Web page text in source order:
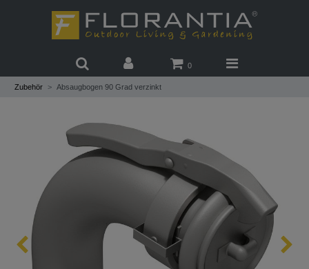
0
Zubehör Absaugbogen 90 Grad verzinkt